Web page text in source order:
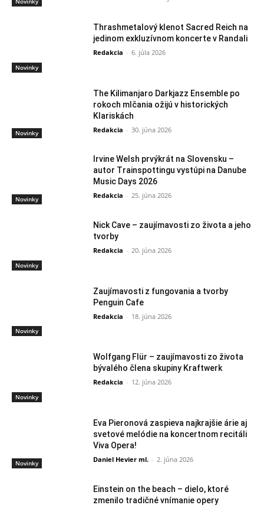
Novinky
Thrashmetalový klenot Sacred Reich na
jedinom exkluzívnom koncerte v Randali
Redakcia - 6. júla 2026
Novinky
The Kilimanjaro Darkjazz Ensemble po
rokoch mlčania ožijú v historických
Klariskách
Redakcia - 30. júna 2026
Novinky
Irvine Welsh prvýkrát na Slovensku –
autor Trainspottingu vystúpi na Danube
Music Days 2026
Redakcia - 25. júna 2026
Novinky
Nick Cave – zaujímavosti zo života a jeho
tvorby
Redakcia - 20. júna 2026
Novinky
Zaujímavosti z fungovania a tvorby
Penguin Cafe
Redakcia - 18. júna 2026
Novinky
Wolfgang Flür – zaujímavosti zo života
bývalého člena skupiny Kraftwerk
Redakcia - 12. júna 2026
Novinky
Eva Pieronová zaspieva najkrajšie árie aj
svetové melódie na koncertnom recitáli
Viva Opera!
Daniel Hevier ml. - 2. júna 2026
Einstein on the beach – dielo, ktoré
zmenilo tradičné vnímanie opery